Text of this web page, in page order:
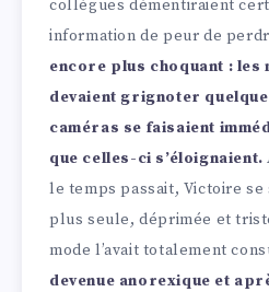
collègues démentiraient
information de peur de
encore plus choquant : les
devaient grignoter
caméras se faisaient
que celles-ci s’éloignaient.
le temps passait, Victoire
plus seule, déprimée et
mode l’avait totalement
devenue anorexique et